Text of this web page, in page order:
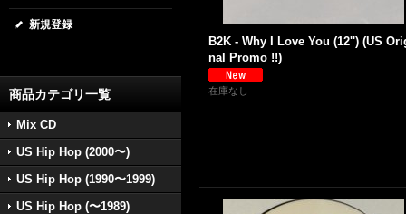
新規登録
商品カテゴリ一覧
Mix CD
US Hip Hop (2000〜)
US Hip Hop (1990〜1999)
US Hip Hop (〜1989)
B2K - Why I Love You (12'') (US
nal Promo !!)
在庫なし